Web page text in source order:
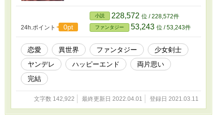
太子。 大賢者ロズ様の「そんな二人にふつうの
恋を」計画は成功なるのか――？
24h.ポイント 0pt
小説 228,572 位 / 228,572件
ファンタジー 53,243 位 / 53,243件
恋愛 異世界 ファンタジー
少女剣士
ヤンデレ
ハッピーエンド
両片思い
完結
文字数 142,922 最終更新日 2022.04.01 登録日 2021.03.11